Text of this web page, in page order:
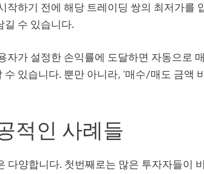
작하기 전에 해당 트레이딩 쌍의 최저가를
길 수 있습니다.
자가 설정한 손익률에 도달하면 자동으로
있습니다. 뿐만 아니라, ‘매수/매도 금액
적인 사례들
다양합니다. 첫번째로는 많은 투자자들이